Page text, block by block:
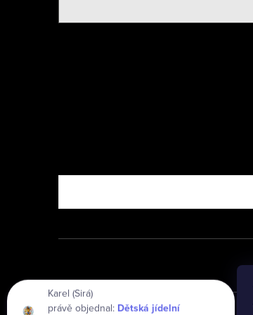
Karel (Sirá)
právě objednal: Dětská jídelní